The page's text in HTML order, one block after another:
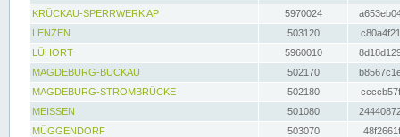
KRÜCKAU-SPERRWERK AP
5970024
LENZEN
503120
LÜHORT
5960010
MAGDEBURG-BUCKAU
502170
MAGDEBURG-STROMBRÜCKE
502180
MEISSEN
501080
MÜGGENDORF
503070